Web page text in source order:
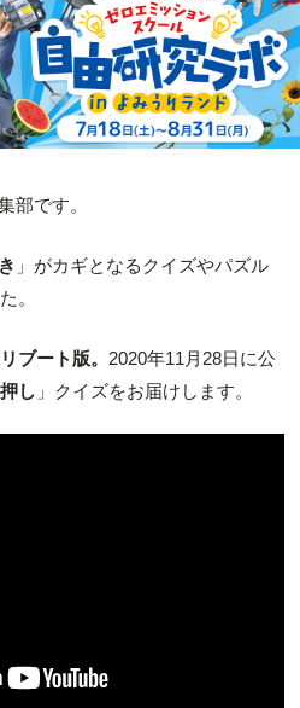
部です。
」がカギとなるクイズやパズル
。
ブート版。 2020年11月28日に公
し 」クイズをお届けします。